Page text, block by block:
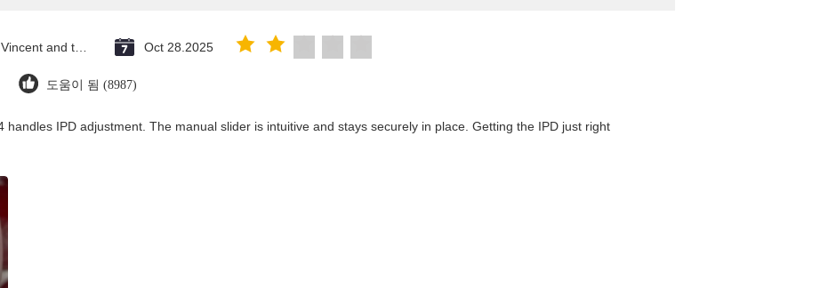
Oct 28.2025
도움이 됨 (8987)
handles IPD adjustment. The manual slider is intuitive and stays securely in place. Getting the IPD just right